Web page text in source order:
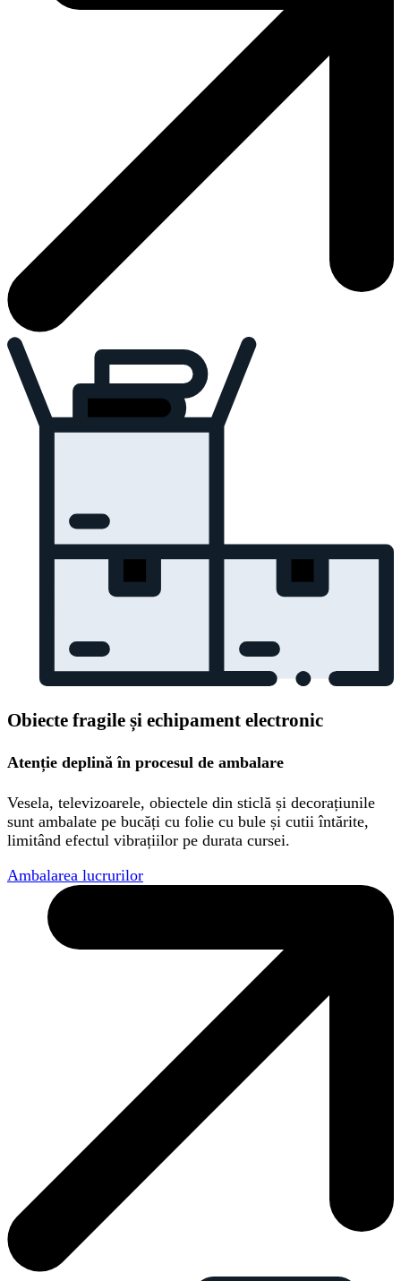
Obiecte fragile și echipament electronic
Atenție deplină în procesul de ambalare
Vesela, televizoarele, obiectele din sticlă și decorațiunile
sunt ambalate pe bucăți cu folie cu bule și cutii întărite,
limitând efectul vibrațiilor pe durata cursei.
Ambalarea lucrurilor